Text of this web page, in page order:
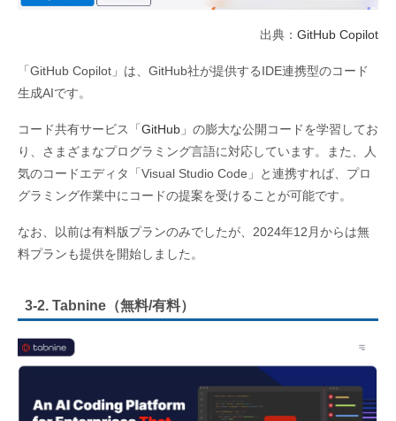
出典： GitHub Copilot
「GitHub Copilot」は、GitHub社が提供するIDE連携型のコード
生成AIです。
コード共有サービス「 GitHub 」の膨大な公開コードを学習してお
り、さまざまなプログラミング言語に対応しています。また、人
気のコードエディタ「Visual Studio Code」と連携すれば、プロ
グラミング作業中にコードの提案を受けることが可能です。
なお、以前は有料版プランのみでしたが、2024年12月からは無
料プランも提供を開始しました。
3-2. Tabnine（無料/有料）